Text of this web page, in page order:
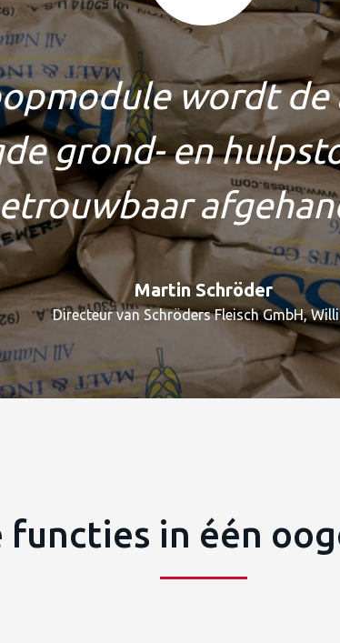
wordt de
grond- en
Martin Schröder
Directeur van Schröders Fleisch GmbH,
functies in één